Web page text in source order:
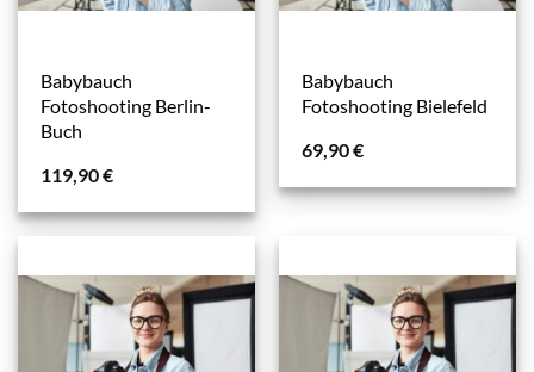
Babybauch
Fotoshooting Berlin-
Buch
119,90€
Babybauch
Fotoshooting Bielefeld
69,90€